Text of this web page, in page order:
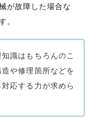
が故障した場合な
。
識はもちろんのこ
や修理箇所などを
応する力が求めら